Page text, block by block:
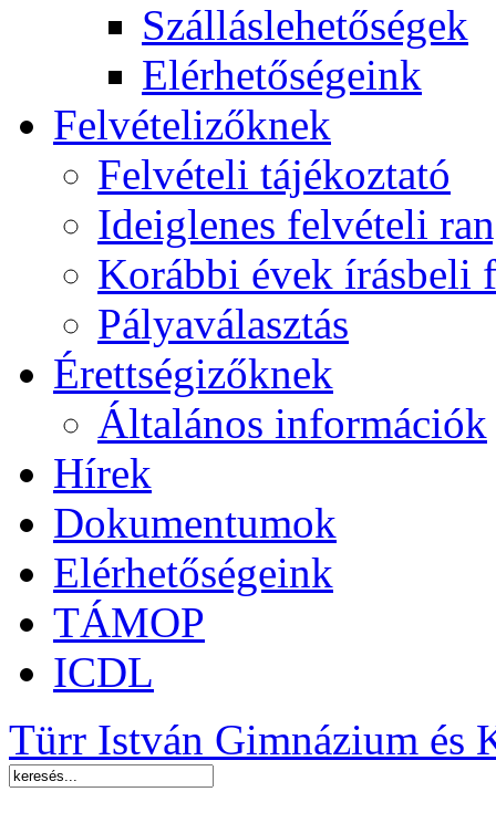
Szálláslehetőségek
Elérhetőségeink
Felvételizőknek
Felvételi tájékoztató
Ideiglenes felvételi
Korábbi évek írásbeli
Pályaválasztás
Érettségizőknek
Általános információk
Hírek
Dokumentumok
Elérhetőségeink
TÁMOP
ICDL
Türr István Gimnázium és